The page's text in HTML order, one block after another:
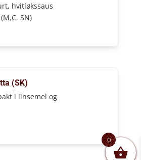
hvitløkssaus
SN)
(SK)
i linsemel og
0